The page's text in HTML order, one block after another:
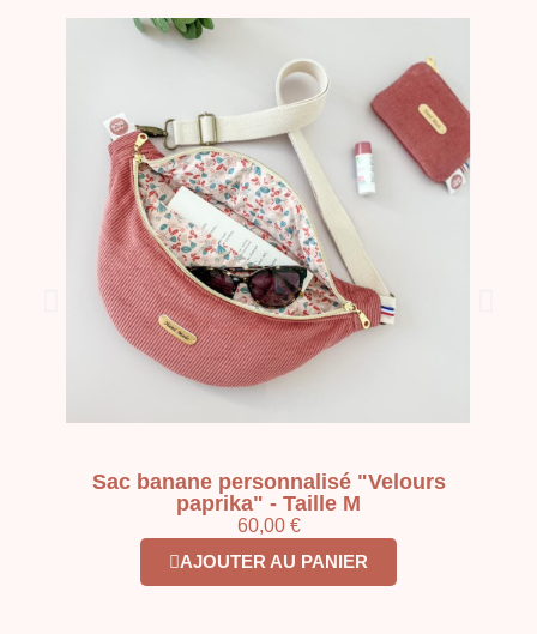
Sac banane personnalisé "Velours
paprika" - Taille M
60,00 €
AJOUTER AU PANIER